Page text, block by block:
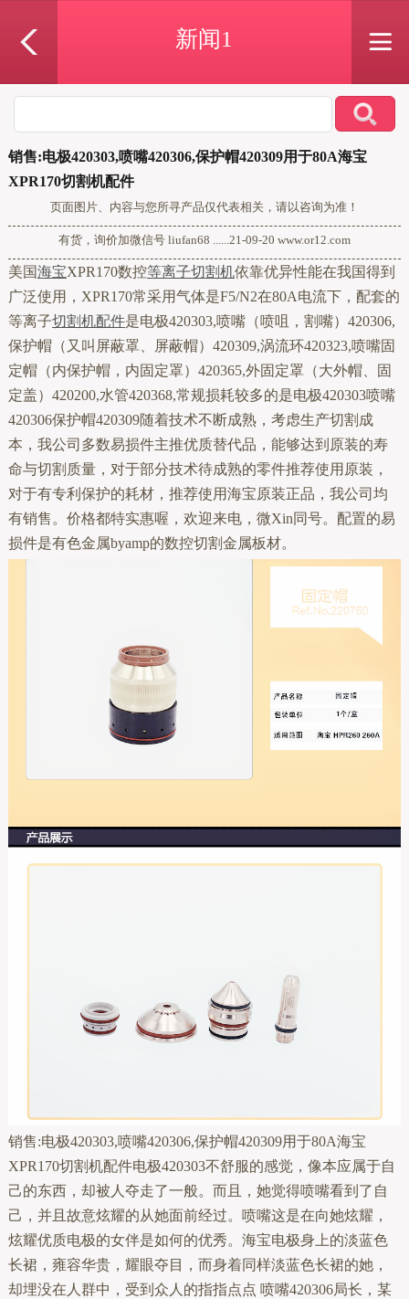
新闻1
销售:电极420303,喷嘴420306,保护帽420309用于80A海宝
XPR170切割机配件
页面图片、内容与您所寻产品仅代表相关，请以咨询为准！
有货，询价加微信号 liufan68 ......21-09-20 www.or12.com
美国海宝XPR170数控等离子切割机依靠优异性能在我国得到
广泛使用，XPR170常采用气体是F5/N2在80A电流下，配套的
等离子切割机配件是电极420303,喷嘴（喷咀，割嘴）420306,
保护帽（又叫屏蔽罩、屏蔽帽）420309,涡流环420323,喷嘴固
定帽（内保护帽，内固定罩）420365,外固定罩（大外帽、固
定盖）420200,水管420368,常规损耗较多的是电极420303喷嘴
420306保护帽420309随着技术不断成熟，考虑生产切割成
本，我公司多数易损件主推优质替代品，能够达到原装的寿
命与切割质量，对于部分技术待成熟的零件推荐使用原装，
对于有专利保护的耗材，推荐使用海宝原装正品，我公司均
有销售。价格都特实惠喔，欢迎来电，微Xin同号。配置的易
损件是有色金属byamp的数控切割金属板材。
销售:电极420303,喷嘴420306,保护帽420309用于80A海宝
XPR170切割机配件电极420303不舒服的感觉，像本应属于自
己的东西，却被人夺走了一般。而且，她觉得喷嘴看到了自
己，并且故意炫耀的从她面前经过。喷嘴这是在向她炫耀，
炫耀优质电极的女伴是如何的优秀。海宝电极身上的淡蓝色
长裙，雍容华贵，耀眼夺目，而身着同样淡蓝色长裙的她，
却埋没在人群中，受到众人的指指点点 喷嘴420306局长，某